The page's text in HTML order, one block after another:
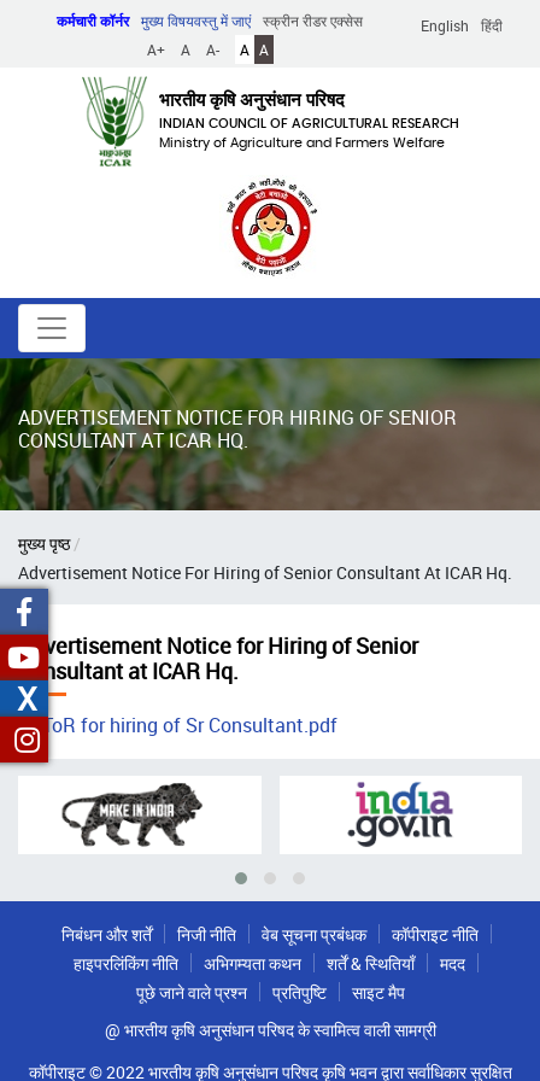
English हिंदी
कर्मचारी कॉर्नर मुख्य विषयवस्तु में जाएं
स्क्रीन रीडर एक्सेस
A+
A A- A A
भारतीय कृषि अनुसंधान परिषद
INDIAN COUNCIL OF AGRICULTURAL RESEARCH
Ministry of Agriculture and Farmers Welfare
ADVERTISEMENT NOTICE FOR HIRING OF SENIOR
CONSULTANT AT ICAR HQ.
पग
चिन्ह
मुख्य पृष्ठ
Advertisement Notice For Hiring of Senior Consultant At ICAR Hq.
Advertisement Notice for Hiring of Senior
Consultant at ICAR Hq.
ToR for hiring of Sr Consultant.pdf
निबंधन और शर्तें निजी नीति वेब सूचना प्रबंधक
कॉपीराइट नीति
हाइपरलिंकिंग नीति
अभिगम्यता कथन शर्तें & स्थितियाँ
मदद
पूछे जाने वाले प्रश्न
प्रतिपुष्टि
साइट मैप
@ भारतीय कृषि अनुसंधान परिषद के स्वामित्व वाली सामग्री
कॉपीराइट © 2022 भारतीय कृषि अनुसंधान परिषद कृषि भवन द्वारा सर्वाधिकार सुरक्षित
X